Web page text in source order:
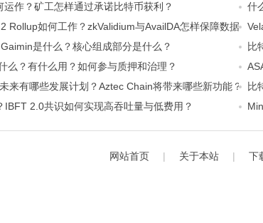
运作？矿工怎样通过承诺比特币获利？
什
Rollup如何工作？zkValidium与AvailDA怎样保障数据可用
是什么？核心组成部分是什么？
比
么？有什么用？如何参与质押和治理？
来有哪些发展计划？Aztec Chain将带来哪些新功能？
比
IBFT 2.0共识如何实现高吞吐量与低费用？
网站首页 | 关于本站 | 下